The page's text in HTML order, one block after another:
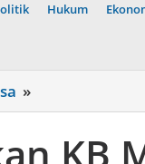
Hukum
»
KB
Pemkot
KB